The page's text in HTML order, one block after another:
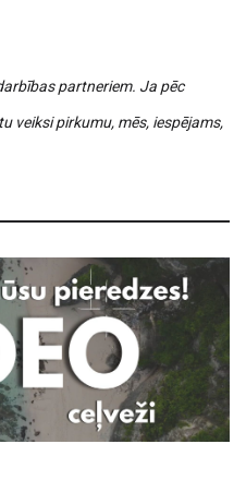
partneriem. Ja pēc
veiksi pirkumu, mēs, iespējams,